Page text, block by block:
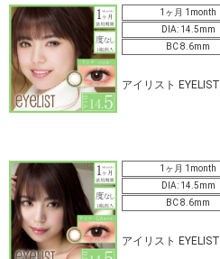
1ヶ月 1month
DIA: 14.5mm
BC 8.6mm
アイリスト
1ヶ月 1month
DIA: 14.5mm
BC 8.6mm
アイリスト